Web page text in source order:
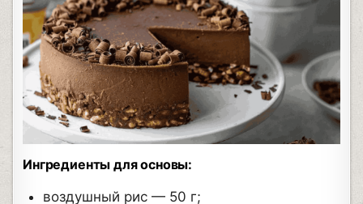
Ингредиенты для основы:
воздушный рис — 50 г;